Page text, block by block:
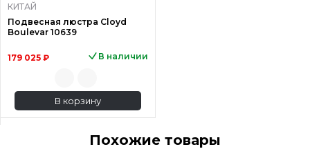
КИТАЙ
Подвесная люстра Cloyd
Boulevar 10639
179 025 ₽ В наличии
В корзину
Похожие товары